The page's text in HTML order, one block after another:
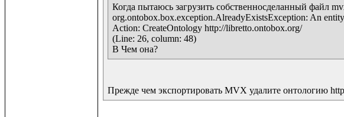
Когда пытаюсь загрузить собственносделанный файл
org.ontobox.box.exception.AlreadyExistsException: An
Action: CreateOntology http://libretto.ontobox.org/
(Line: 26, column: 48)
В Чем она?
Прежде чем экспортировать MVX удалите онтологию